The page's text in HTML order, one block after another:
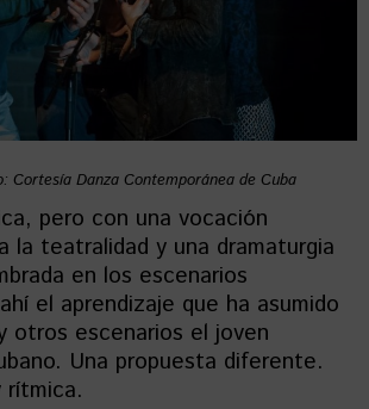
Cortesía Danza Contemporánea de Cuba
pero con una vocación
la teatralidad y una dramaturgia
en los escenarios
el aprendizaje que ha asumido
otros escenarios el joven
Una propuesta diferente.